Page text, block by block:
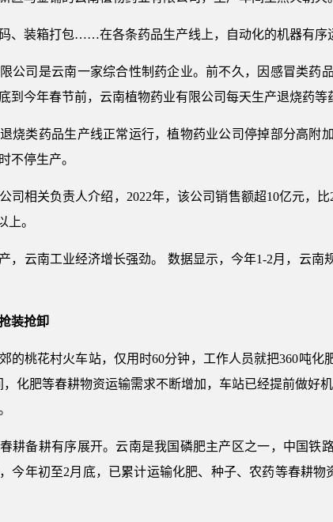
装箱打包……在各条药品生产线上，自动化的机器有序运
司是云南一家综合性制药企业。前不久，因感冒类药
到今年春节前，云南植物药业有限公司每天生产退烧药等
类药品生产线正常运行，植物药业公司停掉部分高附
不停生产。
相关负责人介绍，2022年，该公司销售额超10亿元，比
上。
云南工业经济增长强劲。 数据显示，今年1-2月，云南
装抢卸
桃花村火车站，仅用时60分钟，工作人员就把360吨化
，化肥等春耕物资运输需求不断增加，车站已经提前做好
备耕有序展开。云南是我国磷肥主产区之一，中国铁
今年初至2月底，已累计运输化肥、种子、农药等春耕